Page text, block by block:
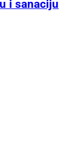
i sanaciju